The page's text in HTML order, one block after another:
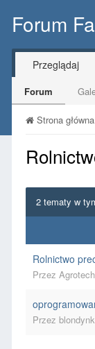
Forum
Przeglądaj
Forum
Strona główna
2 tematy w
Rolnictwo
Przez
Przez